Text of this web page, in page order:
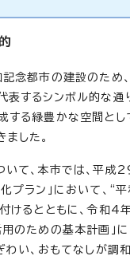
記念都市の建設のため
するシンボル的な通
する緑豊かな空間とし
した。
いて、本市では、平成
化プラン」において、“
けるとともに、令和4
用のための基本計画」
わい、おもてなしが調